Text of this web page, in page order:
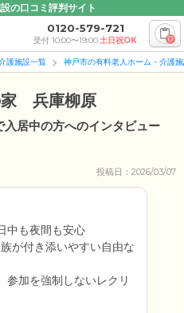
の口コミ評判サイト
0120-579-721
受付 10:00〜19:00土日祝OK 0
護施設一覧 神戸市の有料老人ホーム・介護
家 兵庫柳原
居中の方へのインタビュー
投稿日：2026/03/07
中も夜間も安心
が付き添いやすい自由な
参加を強制しないレクリ